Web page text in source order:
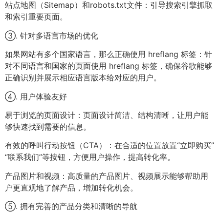
站点地图（Sitemap）和robots.txt文件：引导搜索引擎抓取
和索引重要页面。
③. 针对多语言市场的优化
如果网站有多个国家语言，那么正确使用 hreflang 标签：针
对不同语言和国家的页面使用 hreflang 标签，确保谷歌能够
正确识别并展示相应语言版本给对应的用户。
④. 用户体验友好
易于浏览的页面设计：页面设计简洁、结构清晰，让用户能
够快速找到需要的信息。
有效的呼叫行动按钮（CTA）：在合适的位置放置“立即购买”
“联系我们”等按钮，方便用户操作，提高转化率。
产品图片和视频：高质量的产品图片、视频展示能够帮助用
户更直观地了解产品，增加转化机会。
⑤. 拥有完善的产品分类和清晰的导航